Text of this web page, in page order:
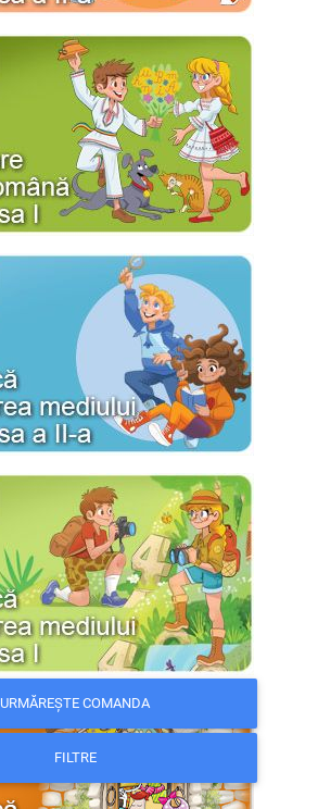
URMĂREȘTE COMANDA
FILTRE